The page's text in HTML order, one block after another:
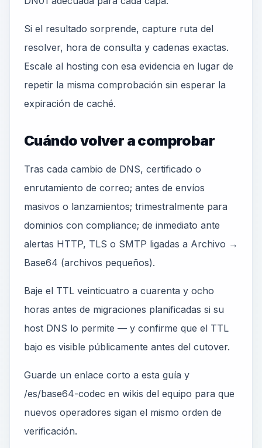
Si el resultado sorprende, capture ruta del
resolver, hora de consulta y cadenas exactas.
Escale al hosting con esa evidencia en lugar de
repetir la misma comprobación sin esperar la
expiración de caché.
Cuándo volver a comprobar
Tras cada cambio de DNS, certificado o
enrutamiento de correo; antes de envíos
masivos o lanzamientos; trimestralmente para
dominios con compliance; de inmediato ante
alertas HTTP, TLS o SMTP ligadas a Archivo →
Base64 (archivos pequeños).
Baje el TTL veinticuatro a cuarenta y ocho
horas antes de migraciones planificadas si su
host DNS lo permite — y confirme que el TTL
bajo es visible públicamente antes del cutover.
Guarde un enlace corto a esta guía y
/es/base64-codec en wikis del equipo para que
nuevos operadores sigan el mismo orden de
verificación.